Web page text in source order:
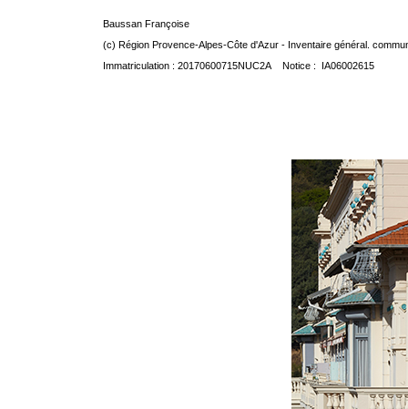
Baussan Françoise
(c) Région Provence-Alpes-Côte d'Azur - Inventaire général.
Immatriculation : 20170600715NUC2A Notice : IA06002615